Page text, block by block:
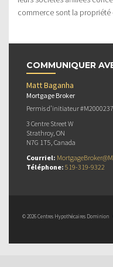
commerce sont la
COMMUNIQUER
Matt Baganha
Mortgage Broker
Permis d’initiateur
3 Centre Street W
Strathroy, ON
N7G 1T5, Canada
Courriel:
Téléphone: 519-319-9322
© 2026 Centres Hypothécaires Dominion